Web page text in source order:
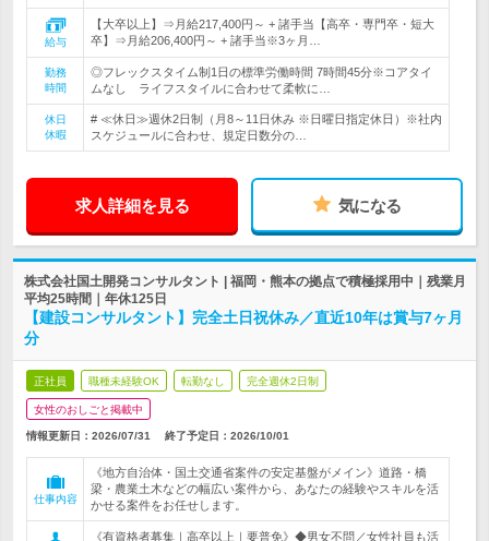
給与
【大卒以上】⇒月給217,400円～ + 諸手当【高卒・専門卒・短大
卒】⇒月給206,400円～ + 諸手当※3ヶ月…
勤務
時間
◎フレックスタイム制1日の標準労働時間 7時間45分※コアタイ
ムなし ライフスタイルに合わせて柔軟に…
休日
休暇
# ≪休日≫週休2日制（月8～11日休み ※日曜日指定休日）※社内
スケジュールに合わせ、規定日数分の…
求人詳細を見る 気になる
株式会社国土開発コンサルタント | 福岡・熊本の拠点で積極採用中｜残業月
平均25時間｜年休125日
【建設コンサルタント】完全土日祝休み／直近10年は賞与7ヶ月
分
正社員 職種未経験OK 転勤なし 完全週休2日制
女性のおしごと掲載中
情報更新日：2026/07/31 終了予定日： 2026/10/01
仕事内容
《地方自治体・国土交通省案件の安定基盤がメイン》道路・橋
梁・農業土木などの幅広い案件から、あなたの経験やスキルを活
かせる案件をお任せします。
《有資格者募集｜高卒以上｜要普免》◆男女不問／女性社員も活